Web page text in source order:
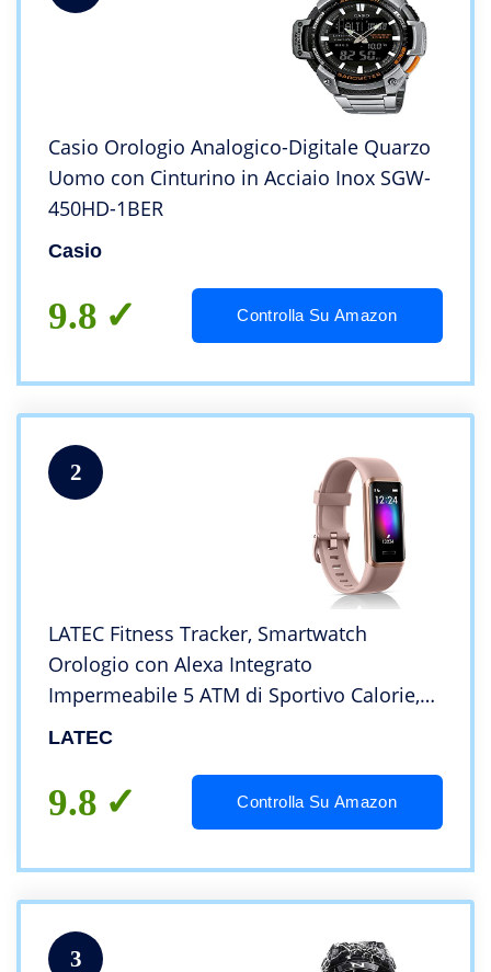
Casio Orologio Analogico-Digitale Quarzo
Uomo con Cinturino in Acciaio Inox SGW-
450HD-1BER
Casio
9.8 Controlla Su Amazon
2
LATEC Fitness Tracker, Smartwatch
Orologio con Alexa Integrato
Impermeabile 5 ATM di Sportivo Calorie,
Monitoraggio Frequenza Cardiaca del
Donna(rosa)
LATEC
9.8 Controlla Su Amazon
3